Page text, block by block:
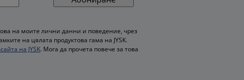
на моите лични данни и поведение, чрез
на цялата продуктова гама на JYSK.
на JYSK. Мога да прочета повече за това